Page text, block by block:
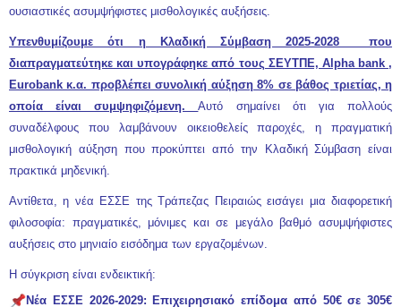
ουσιαστικές ασυμψήφιστες μισθολογικές αυξήσεις.
Υπενθυμίζουμε ότι η Κλαδική Σύμβαση 2025-2028 που
διαπραγματεύτηκε και υπογράφηκε από τους ΣΕΥΤΠΕ, Alpha bank ,
Eurobank κ.α. προβλέπει συνολική αύξηση 8% σε βάθος τριετίας, η
οποία είναι συμψηφιζόμενη.Αυτό σημαίνει ότι για πολλούς
συναδέλφους που λαμβάνουν οικειοθελείς παροχές, η πραγματική
μισθολογική αύξηση που προκύπτει από την Κλαδική Σύμβαση είναι
πρακτικά μηδενική.
Αντίθετα, η νέα ΕΣΣΕ της Τράπεζας Πειραιώς εισάγει μια διαφορετική
φιλοσοφία: πραγματικές, μόνιμες και σε μεγάλο βαθμό ασυμψήφιστες
αυξήσεις στο μηνιαίο εισόδημα των εργαζομένων.
Η σύγκριση είναι ενδεικτική:
Νέα ΕΣΣΕ 2026-2029: Επιχειρησιακό επίδομα από 50€ σε 305€